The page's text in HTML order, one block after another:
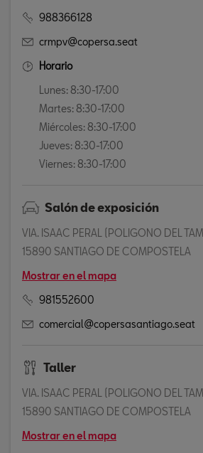
988366128
crmpv@copersa.seat
Horario
Lunes: 8:30-17:00
Martes: 8:30-17:00
Miércoles: 8:30-17:00
Jueves: 8:30-17:00
Viernes: 8:30-17:00
Salón de exposición
VIA. ISAAC PERAL (POLIGONO DEL
15890 SANTIAGO DE COMPOSTELA
Mostrar en el mapa
981552600
comercial@copersasantiago.seat
Taller
VIA. ISAAC PERAL (POLIGONO DEL
15890 SANTIAGO DE COMPOSTELA
Mostrar en el mapa